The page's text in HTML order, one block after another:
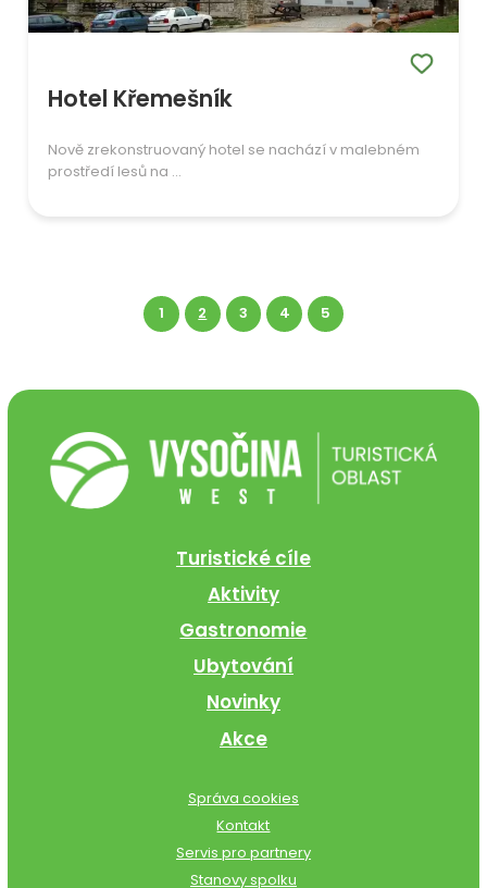
Hotel Křemešník
Nově zrekonstruovaný hotel se nachází v malebném
prostředí lesů na ...
1 2 3 4 5
Turistické cíle
Aktivity
Gastronomie
Ubytování
Novinky
Akce
Správa cookies
Kontakt
Servis pro partnery
Stanovy spolku